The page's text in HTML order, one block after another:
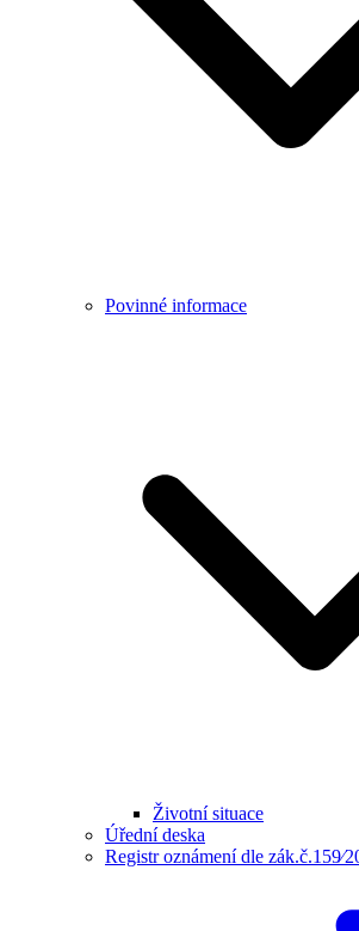
Povinné informace
Životní situace
Úřední deska
Registr oznámení dle